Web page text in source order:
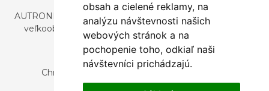
obsah a cielené reklamy, na
analýzu návštevnosti našich
webových stránok a na
pochopenie toho, odkiaľ naši
návštevníci prichádzajú.
AUTRONIC, s.r.o. je spoločnosť zaoberajúca sa dovozom a
veľkoobchodným predajom dizajnového aj štýlového
nábytku a dekorácií.
Česká republika
Chrustenice 270, 267 12 Loděnice u Berouna